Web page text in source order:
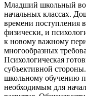
Младший школьный
начальных классах.
времени поступления
физически, и
к новому важному
многообразных
Психологическая
субъективной
школьному обучению
необходимым для